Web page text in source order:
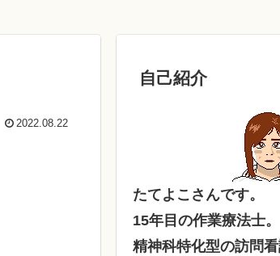
2022.08.22
自己紹介
たてよこさんです。
15年目の作業療法士。
精神科特化型の訪問